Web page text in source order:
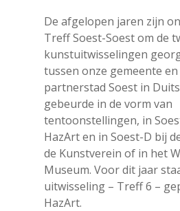
De afgelopen jaren zijn
Treff Soest-Soest om de
kunstuitwisselingen
tussen onze gemeente
partnerstad Soest in
gebeurde in de vorm van
tentoonstellingen, in
HazArt en in Soest-D bij
de Kunstverein of in het
Museum. Voor dit jaar
uitwisseling – Treff 6 –
HazArt.